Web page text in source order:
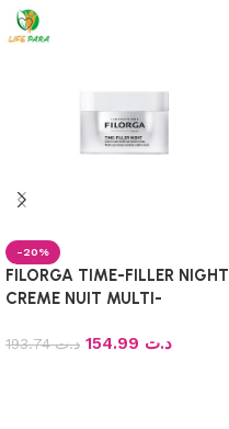
-20%
FILORGA TIME-FILLER NIGHT
CREME NUIT MULTI-
د.ت193.74 د.ت